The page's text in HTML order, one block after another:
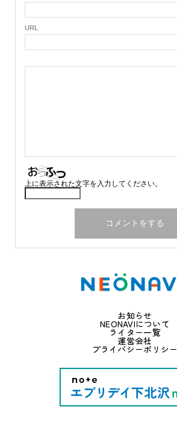
URL
上に表示された文字を入力してください。
お知らせ
NEONAVIについて
ライター一覧
運営会社
プライバシーポリシー